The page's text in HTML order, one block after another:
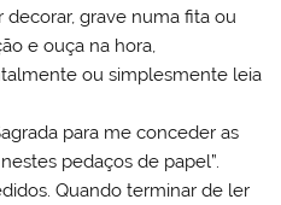
decorar, grave numa fita ou
e ouça na hora,
ou simplesmente leia
para me conceder as
pedaços de papel”.
Quando terminar de ler